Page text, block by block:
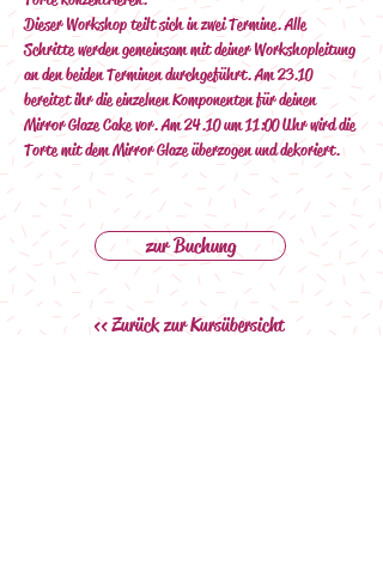
Dieser Workshop teilt sich in zwei Termine. Alle
Schritte werden gemeinsam mit deiner Workshopleitung
an den beiden Terminen durchgeführt. Am 23.10
bereitet ihr die einzelnen Komponenten für deinen
Mirror Glaze Cake vor. Am 24.10 um 11:00 Uhr wird die
Torte mit dem Mirror Glaze überzogen und dekoriert.
zur Buchung
<< Zurück zur Kursübersicht